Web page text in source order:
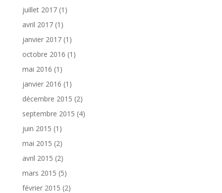
juillet 2017(1)
avril 2017(1)
janvier 2017(1)
octobre 2016 (1)
mai 2016 (1)
janvier 2016 (1)
décembre 2015 (2)
septembre 2015 (4)
juin 2015 (1)
mai 2015 (2)
avril 2015 (2)
mars 2015 (5)
février 2015 (2)